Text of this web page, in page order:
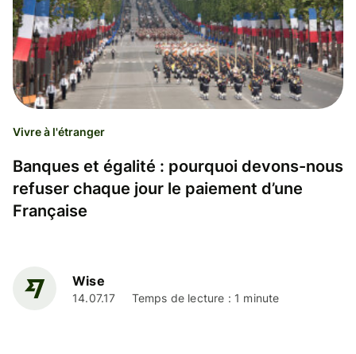
Vivre à l'étranger
Banques et égalité : pourquoi devons-nous
refuser chaque jour le paiement d’une
Française
Wise
14.07.17 Temps de lecture : 1 minute